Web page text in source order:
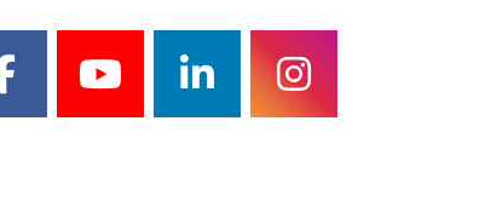
facebookyoutubelinkedininstagram